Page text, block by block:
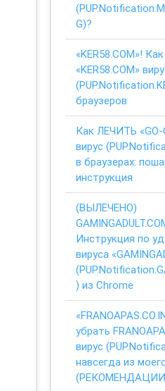
G)?
«KER58.COM»!
«KER58.COM»
браузеров
Как ЛЕЧИТЬ «GO-
вирус
в браузерах:
инструкция
(ВЫЛЕЧЕНО)
Инструкция по
вируса
) из Chrome
убрать
вирус
навсегда из